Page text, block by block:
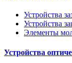
Устройства
Устройства
Элементы
Устройства